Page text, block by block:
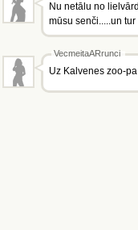
Nu netālu no
mūsu senči.....un
VecmeitaARrunci
Uz Kalvenes zoo-